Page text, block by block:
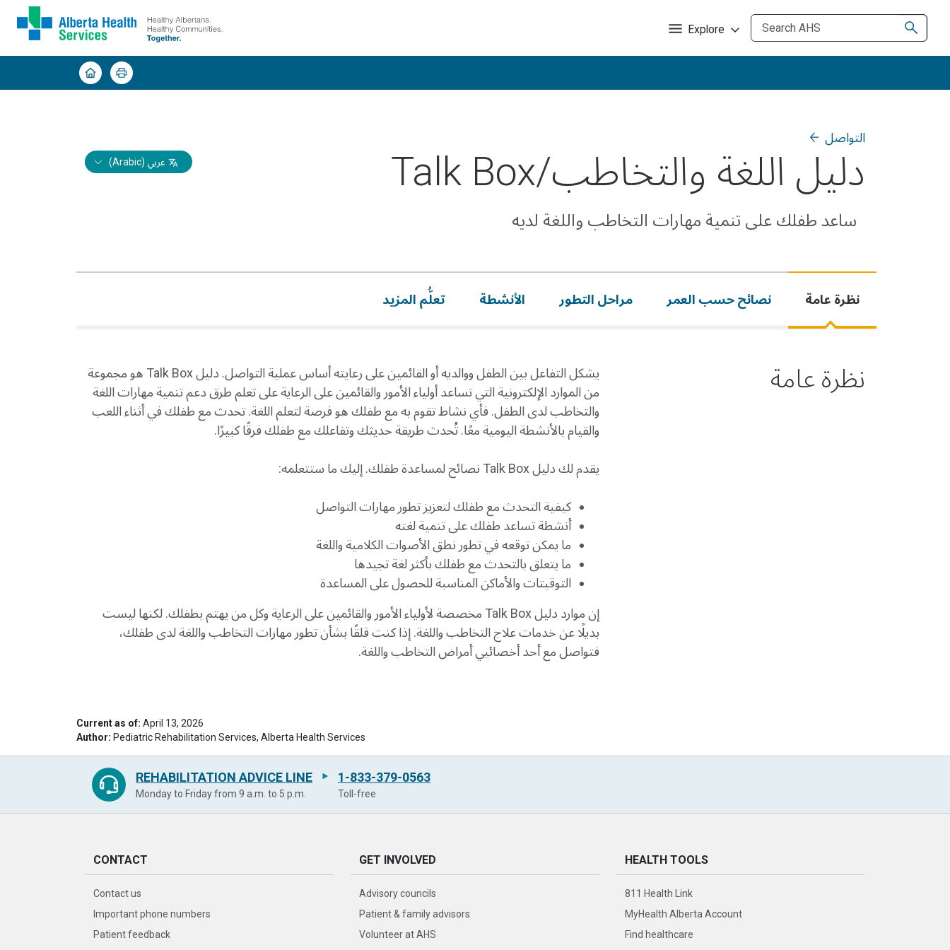
Explore
التواصل
دليل اللغة والتخاطب/Talk Box عربي (Arabic)
ساعد طفلك على تنمية مهارات التخاطب واللغة لديه
نظرة عامة نصائح حسب العمر مراحل التطور الأنشطة تعلُّم المزيد
يشكل التفاعل بين الطفل ووالديه أو القائمين على رعايته أساس عملية التواصل. دليل Talk Box هو مجموعة
من الموارد الإلكترونية التي تساعد أولياء الأمور والقائمين على الرعاية على تعلم طرق دعم تنمية مهارات اللغة
والتخاطب لدى الطفل. فأي نشاط تقوم به مع طفلك هو فرصة لتعلم اللغة. تحدث مع طفلك في أثناء اللعب
والقيام بالأنشطة اليومية معًا. تُحدث طريقة حديثك وتفاعلك مع طفلك فرقًا كبيرًا.
يقدم لك دليل Talk Box نصائح لمساعدة طفلك. إليك ما ستتعلمه:
كيفية التحدث مع طفلك لتعزيز تطور مهارات التواصل
أنشطة تساعد طفلك على تنمية لغته
ما يمكن توقعه في تطور نطق الأصوات الكلامية واللغة
ما يتعلق بالتحدث مع طفلك بأكثر لغة تجيدها
التوقيتات والأماكن المناسبة للحصول على المساعدة
إن موارد دليل Talk Box مخصصة لأولياء الأمور والقائمين على الرعاية وكل من يهتم بطفلك. لكنها ليست
بديلًا عن خدمات علاج التخاطب واللغة. إذا كنت قلقًا بشأن تطور مهارات التخاطب واللغة لدى طفلك،
فتواصل مع أحد أخصائيي أمراض التخاطب واللغة.
نظرة عامة
Current as of: April 13, 2026
Author: Pediatric Rehabilitation Services, Alberta Health Services
REHABILITATION ADVICE LINE
Monday to Friday from 9 a.m. to 5 p.m.
1-833-379-0563
Toll-free
CONTACT
Contact us
Important phone numbers
Patient feedback
GET INVOLVED
Advisory councils
Patient & family advisors
Volunteer at AHS
HEALTH TOOLS
811 Health Link
MyHealth Alberta Account
Find healthcare